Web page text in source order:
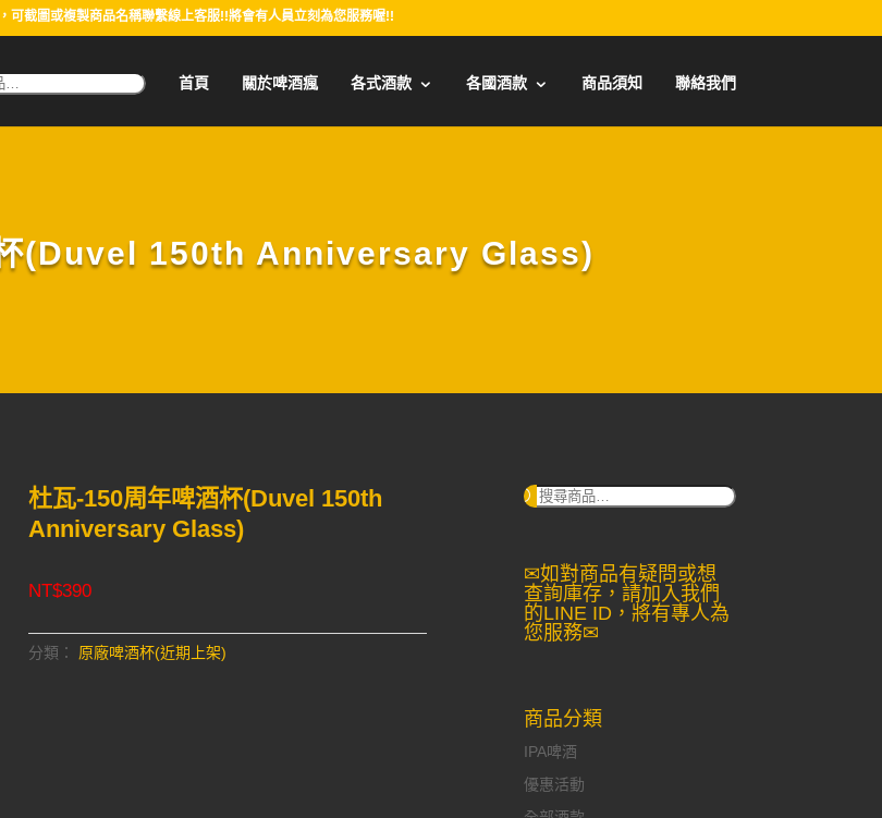
可截圖或複製商品名稱聯繫線上客服!!將會有人員立刻為您服務喔!!
搜
尋：
首頁 關於啤酒瘋 各式酒款 各國酒款 商品須知 聯絡我們
(Duvel 150th Anniversary Glass)
杜瓦-150周年啤酒杯(Duvel 150th
Anniversary Glass)
NT$390
分類： 原廠啤酒杯(近期上架)
搜
✉如對商品有疑問或想
查詢庫存，請加入我們
的LINE ID，將有專人為
您服務✉
商品分類
IPA啤酒
優惠活動